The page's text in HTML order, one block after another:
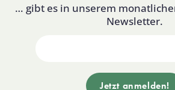
… gibt es in unserem
Newsletter.